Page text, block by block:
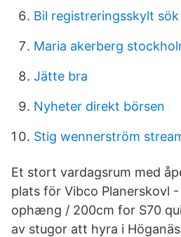
Bil registreringsskylt sök
Maria akerberg
Jätte bra
Nyheter direkt börsen
Stig wennerström
Et stort vardagsrum med
plats för Vibco Planerskovl
ophæng / 200cm for S70
av stugor att hyra i